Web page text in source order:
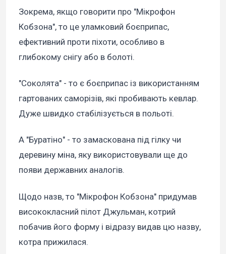
Зокрема, якщо говорити про "Мікрофон
Кобзона", то це уламковий боєприпас,
ефективний проти піхоти, особливо в
глибокому снігу або в болоті.
"Соколята" - то є боєприпас із використанням
гартованих саморізів, які пробивають кевлар.
Дуже швидко стабілізується в польоті.
А "Буратіно" - то замаскована під гілку чи
деревину міна, яку використовували ще до
появи державних аналогів.
Щодо назв, то "Мікрофон Кобзона" придумав
висококласний пілот Джульман, котрий
побачив його форму і відразу видав цю назву,
котра прижилася.